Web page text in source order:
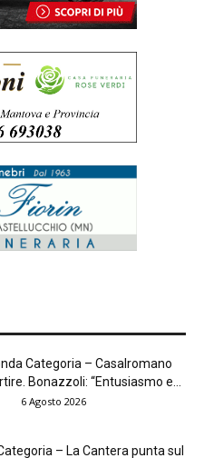
Categoria – Casalromano
Bonazzoli: “Entusiasmo e...
6 Agosto 2026
– La Cantera punta sul